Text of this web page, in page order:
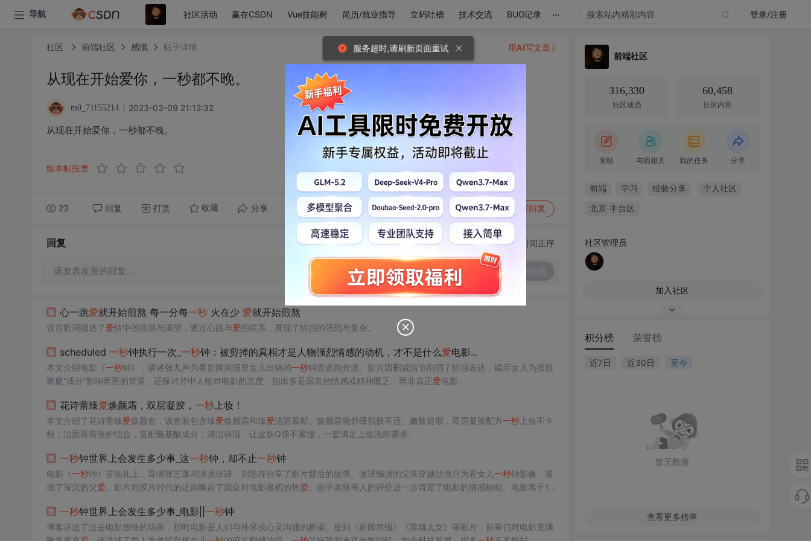
导航 社区活动 赢在CSDN Vue技能树 简历/就业指导 立码吐槽 技术交流 BUG记录 ... 登录/注册
社区 前端社区 感慨 帖子详情
从现在开始爱你，一秒都不晚。
m0_71155214 2023-03-09 21:12:32
从现在开始爱你，一秒都不晚。
给本帖投票
23 回复 打赏 收藏 分享 转发到动态 举报 写回复
用AI写文章
回复 切换为时间正序
请发表友善的回复…
心一跳爱就开始煎熬 每一分每一秒火在少 爱就开始煎熬
这首歌词描述了爱情中的煎熬与渴望，通过心跳与爱的联系，展现了情感的强烈与复杂。
scheduled 一秒钟执行一次_ 一秒钟：被剪掉的真相才是人物强烈情感的动机，才不是什么爱电影...
本文介绍电影《一秒钟》，讲述张九声为看新闻简报里女儿出镜的一秒钟而逃跑奔波。影片因删减情节削弱了情感表达，揭示女儿为摆脱
家庭“成分”影响而死的背景。还探讨片中人物对电影的态度，指出多是因其他情感或精神匮乏，而非真正爱电影。
花诗蕾臻爱焕颜霜，双层凝胶， 一秒上妆！
本文介绍了花诗蕾臻爱焕颜套，该套装包含臻爱焕颜霜和臻爱洁面慕斯。焕颜霜能舒缓肌肤不适、嫩肤遮瑕，双层凝胶配方一秒上妆不卡
粉；洁面慕斯洗护结合，复配氨基酸成分，清洁保湿，让皮肤Q弹不紧绷，一套满足上妆洗卸需求。
一秒钟世界上会发生多少事_这一秒钟，却不止一秒钟
电影《一秒钟》首映礼上，导演张艺谋与演员张译、刘浩存分享了影片背后的故事。张译饰演的父亲穿越沙漠只为看女儿一秒钟影像，展
现了深沉的父爱 。影片对胶片时代的还原唤起了观众对电影最初的热爱 。歌手老狼等人的评价进一步肯定了电影的情感触动。电影将于11
一秒钟世界上会发生多少事_电影|| 一秒钟
博客讲述了过去电影放映的场景，那时电影是人们与外界或心灵沟通的桥梁。提到《新闻简报》《英雄儿女》等影片，前辈们对电影充满
前端社区
316,330
社区成员
60,458
社区内容
发帖 与我相关 我的任务 分享
前端 学习 经验分享 个人社区
北京·丰台区
社区管理员
加入社区
积分榜 荣誉榜
近7日 近30日 至今
暂无数据
查看更多榜单
服务超时,请刷新页面重试